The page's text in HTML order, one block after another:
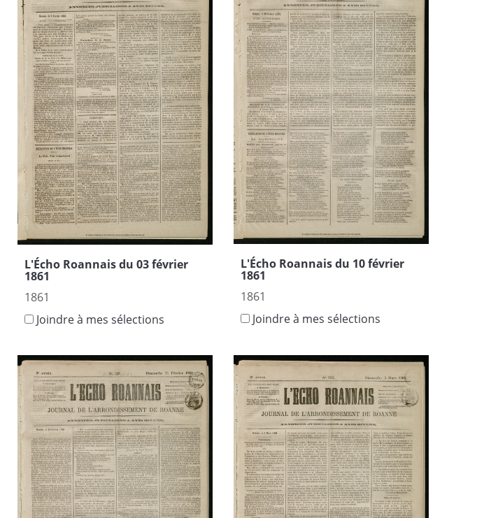
L'Écho Roannais du 03 février
1861
1861
Joindre à mes sélections
L'Écho Roannais du 10 février
1861
1861
Joindre à mes sélections